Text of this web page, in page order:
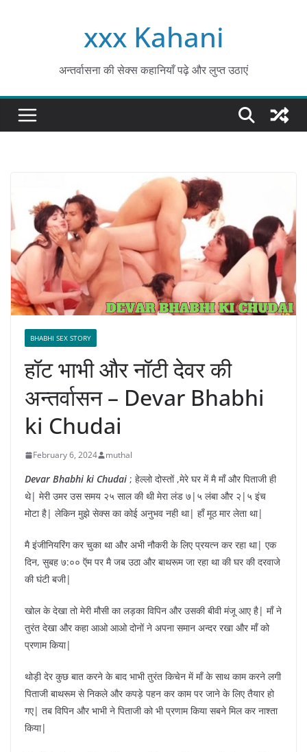
xxx Kahani
अन्तर्वासना की सेक्स कहानियाँ पढ़े और लुप्त उठाएं
BHABHI SEX STORY
हॉट भाभी और नॉटी देवर की
अन्तर्वासन – Devar Bhabhi
ki Chudai
February 6, 2024 muthal
Devar Bhabhi ki Chudai ; हेल्लो दोस्तों ,मेरे घर में मै माँ और पिताजी ही
थे| मेरी उमर उस समय २५ साल की थी मेरा लंड ७|५ लंबा और २|५ इंच
मोटा है| लेकिन मुझे सेक्स का कोई अनुभव नही था| हाँ मूठ मार लेता था|
मै इंजीनियरिंग कर चुका था और अभी नौकरी के लिए प्रयत्न कर रहा था| एक
दिन, सुबह ७:०० ऍम पर मै जब उठा और बाथरूम जा रहा था की घर की दरवाजे
की घंटी बजी|
खोल के देखा तो मेरी मौसी का लड़का विपिन और उसकी बीवी मंजू आए है| माँ ने
तुरंत देखा और कहा आओ आओ दोनों ने अपना समान अन्दर रखा और माँ को
प्रणाम किया|
थोड़ी देर कुछ बात करने के बाद भाभी तुरंत किचेन में माँ के साथ काम करने लगी
पिताजी बाथरूम से निकले और कपड़े पहन कर काम पर जाने के लिए तैयार हो
गए| तब विपिन और भाभी ने पिताजी को भी प्रणाम किया सबने मिल कर नाश्ता
किया|